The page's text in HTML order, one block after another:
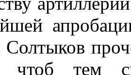
Солтыков
чтоб тем